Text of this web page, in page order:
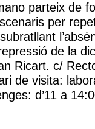
parteix de
per
de la
Ricart. c/
de visita:
d’11 a